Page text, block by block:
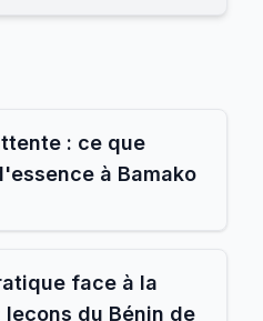
: ce que
à Bamako
face à la
du Bénin de